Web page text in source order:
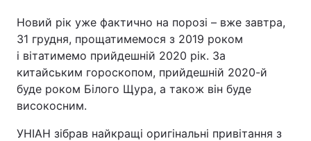
Новий рік уже фактично на порозі – вже завтра,
31 грудня, прощатимемося з 2019 роком
і вітатимемо прийдешній 2020 рік. За
китайським гороскопом, прийдешній 2020-й
буде роком Білого Щура, а також він буде
високосним.
УНІАН зібрав найкращі оригінальні привітання з